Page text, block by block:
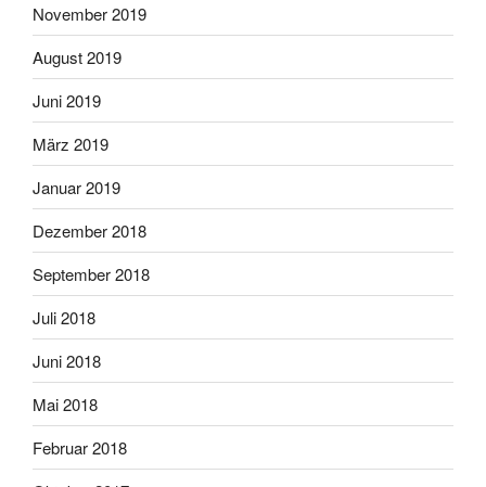
November 2019
August 2019
Juni 2019
März 2019
Januar 2019
Dezember 2018
September 2018
Juli 2018
Juni 2018
Mai 2018
Februar 2018